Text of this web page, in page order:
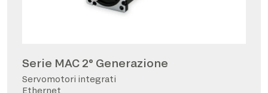
Serie MAC 2° Generazione
Servomotori integrati
Ethernet